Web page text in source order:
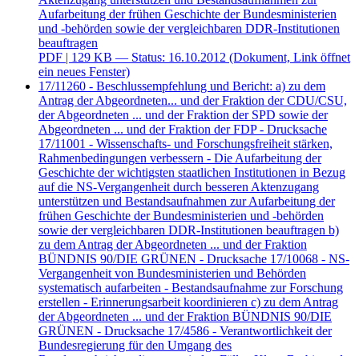
Aufarbeitung der frühen Geschichte der Bundesministerien
und -behörden sowie der vergleichbaren DDR-Institutionen
beauftragen
PDF | 129 KB — Status: 16.10.2012 (Dokument, Link öffnet
ein neues Fenster)
17/11260 - Beschlussempfehlung und Bericht: a) zu dem
Antrag der Abgeordneten... und der Fraktion der CDU/CSU,
der Abgeordneten ... und der Fraktion der SPD sowie der
Abgeordneten ... und der Fraktion der FDP - Drucksache
17/11001 - Wissenschafts- und Forschungsfreiheit stärken,
Rahmenbedingungen verbessern - Die Aufarbeitung der
Geschichte der wichtigsten staatlichen Institutionen in Bezug
auf die NS-Vergangenheit durch besseren Aktenzugang
unterstützen und Bestandsaufnahmen zur Aufarbeitung der
frühen Geschichte der Bundesministerien und -behörden
sowie der vergleichbaren DDR-Institutionen beauftragen b)
zu dem Antrag der Abgeordneten ... und der Fraktion
BÜNDNIS 90/DIE GRÜNEN - Drucksache 17/10068 - NS-
Vergangenheit von Bundesministerien und Behörden
systematisch aufarbeiten - Bestandsaufnahme zur Forschung
erstellen - Erinnerungsarbeit koordinieren c) zu dem Antrag
der Abgeordneten ... und der Fraktion BÜNDNIS 90/DIE
GRÜNEN - Drucksache 17/4586 - Verantwortlichkeit der
Bundesregierung für den Umgang des